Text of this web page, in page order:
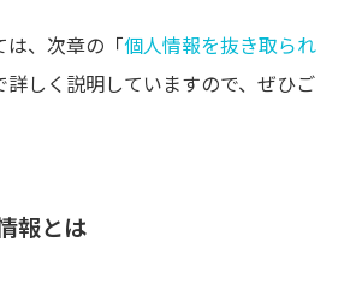
、次章の「 個人情報を抜き取られ
詳しく説明していますので、ぜひご
報とは